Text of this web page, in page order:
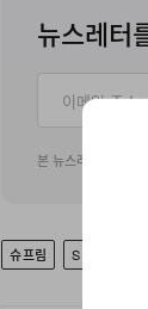
뉴스레터
본 뉴스레터 구독 신
슈프림 SPITFIRE